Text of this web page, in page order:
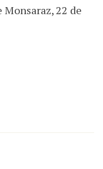
Monsaraz, 22 de